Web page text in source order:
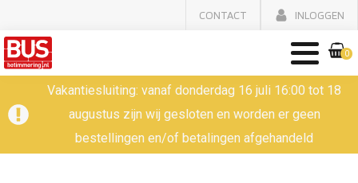
CONTACT INLOGGEN
0
Vakantiesluiting: vanaf donderdag 16 juli 16:00 tot 18
augustus zijn wij gesloten en worden er geen
bestellingen en/of betalingen afgehandeld